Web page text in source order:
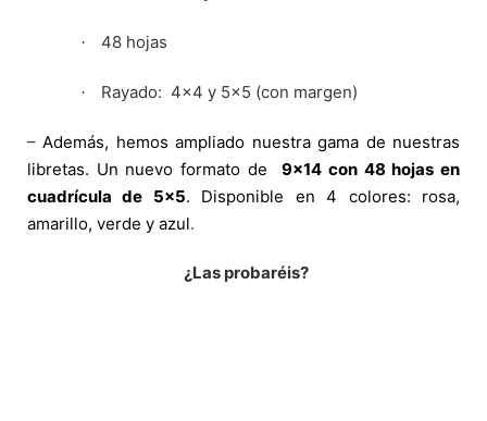
· 48 hojas
· Rayado: 4×4 y 5×5 (con margen)
–Además, hemos ampliado nuestra gama de nuestras
libretas. Un nuevo formato de
9×14 con 48 hojas en
cuadrícula de 5×5. Disponible en 4 colores: rosa,
amarillo, verde y azul.
¿Las probaréis?